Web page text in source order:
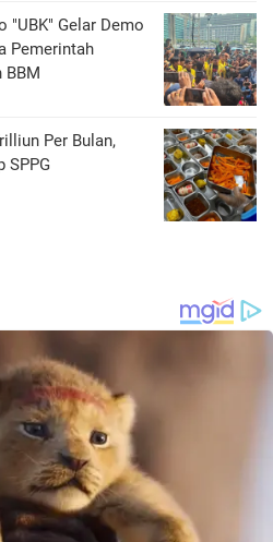
"UBK" Gelar Demo
Pemerintah
BBM
Per Bulan,
SPPG